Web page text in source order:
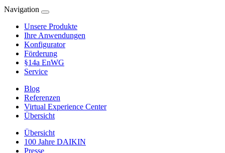
Navigation
Unsere Produkte
Ihre Anwendungen
Konfigurator
Förderung
§14a EnWG
Service
Blog
Referenzen
Virtual Experience Center
Übersicht
Übersicht
100 Jahre DAIKIN
Presse